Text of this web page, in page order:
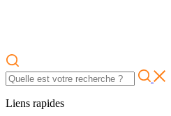
Liens rapides